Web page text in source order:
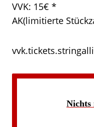
VVK: 15€ *
AK(limitierte
Nichts